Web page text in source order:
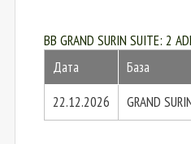
BB GRAND SURIN SUITE: 2
Дата
База
22.12.2026
GRAND